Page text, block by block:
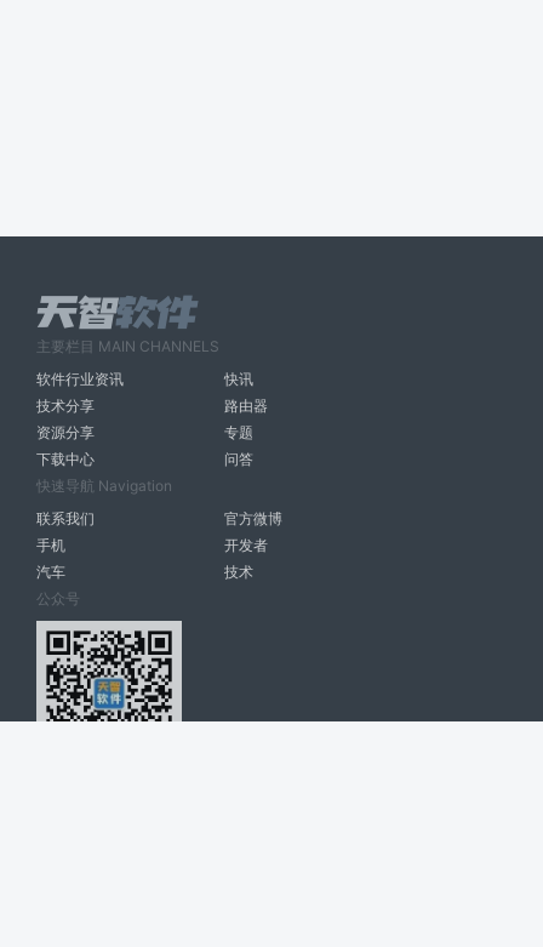
主要栏目 MAIN CHANNELS
软件行业资讯
快讯
技术分享
路由器
资源分享
专题
下载中心
问答
快速导航 Navigation
联系我们
官方微博
手机
开发者
汽车
技术
公众号